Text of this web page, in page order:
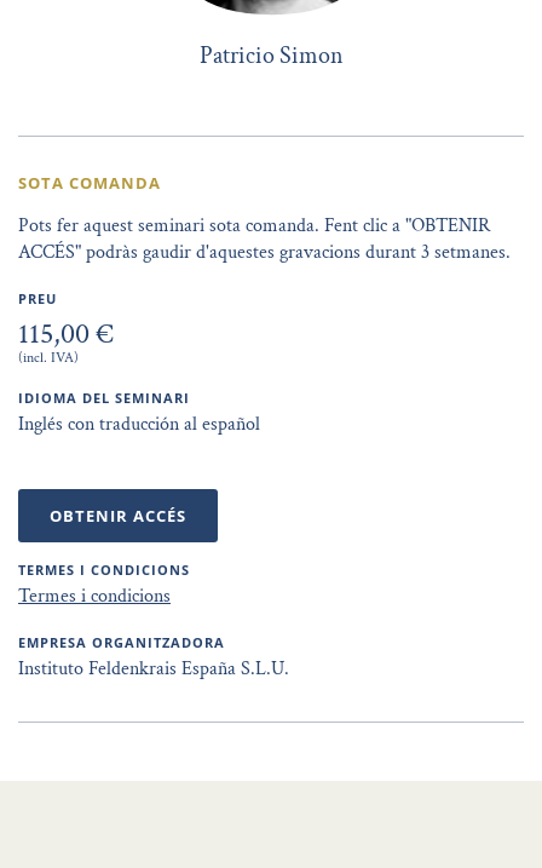
Patricio Simon
SOTA COMANDA
Pots fer aquest seminari sota comanda. Fent clic a "OBTENIR
ACCÉS" podràs gaudir d'aquestes gravacions durant 3 setmanes.
PREU
115,00 €
(incl. IVA)
IDIOMA DEL SEMINARI
Inglés con traducción al español
OBTENIR ACCÉS
TERMES I CONDICIONS
Termes i condicions
EMPRESA ORGANITZADORA
Instituto Feldenkrais España S.L.U.